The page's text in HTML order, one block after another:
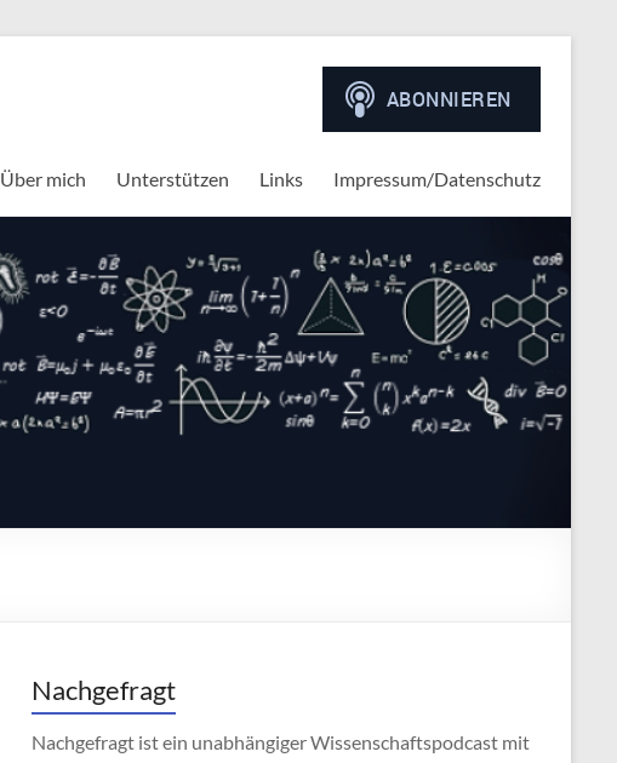
Über mich Unterstützen Links Impressum/Datenschutz
Nachgefragt
Nachgefragt ist ein unabhängiger Wissenschaftspodcast mit